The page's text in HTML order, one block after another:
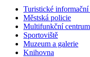
Turistické informační
Městská policie
Multifunkční centrum
Sportoviště
Muzeum a galerie
Knihovna